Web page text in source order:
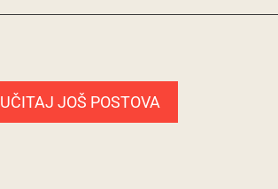
UČITAJ JOŠ POSTOVA